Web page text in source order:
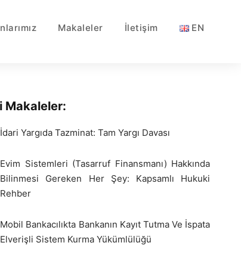
Makaleler İletişim EN
Makaleler:
İdari Yargıda Tazminat: Tam Yargı Davası
Evim Sistemleri (Tasarruf Finansmanı) Hakkında
Bilinmesi Gereken Her Şey: Kapsamlı Hukuki
Rehber
Mobil Bankacılıkta Bankanın Kayıt Tutma Ve İspata
Elverişli Sistem Kurma Yükümlülüğü